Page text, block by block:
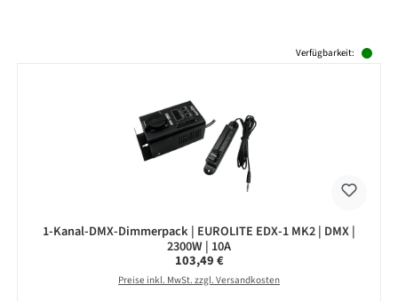
Verfügbarkeit:
1-Kanal-DMX-Dimmerpack | EUROLITE EDX-1 MK2 | DMX |
2300W | 10A
Regulärer Preis:
103,49 €
Preise inkl. MwSt. zzgl. Versandkosten